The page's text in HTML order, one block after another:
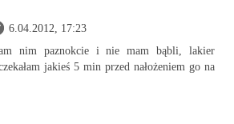
6.04.2012, 17:23
nim paznokcie i nie mam bąbli, lakier
jakieś 5 min przed nałożeniem go na